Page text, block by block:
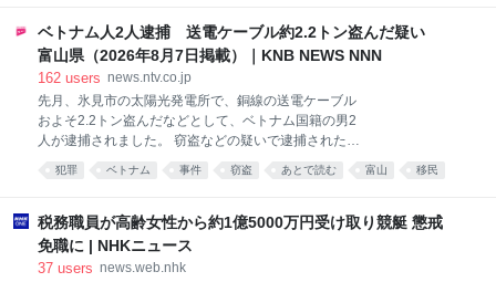
を比較させると、類似性は「85％」と判定した。〈唯
一の戦争被爆国として「核兵器のない世界」の実現に
向け〉〈「非核三原則」を堅持〉との表現は完全一
ぎない。 前任者は違った。昨年のあいさつの結びで、
石破前首相は「原爆歌人」と呼ばれた正田篠枝の短歌
を2度繰り返した。 「太き骨は先生ならむ そのそばに
小さきあたまの骨 あつまれり」 昨年は原爆投下から
返すまい」と
ベトナム人2人逮捕 送電ケーブル約2.2トン盗んだ疑い
富山県（2026年8月7日掲載）｜KNB NEWS NNN
162 users news.ntv.co.jp
先月、氷見市の太陽光発電所で、銅線の送電ケーブル
およそ2.2トン盗んだなどとして、ベトナム国籍の男2
人が逮捕されました。 窃盗などの疑いで逮捕されたの
は、いずれもベトナム国籍で、住居不定・無職のゴ バ
ン ハイ容疑者（24）と、グエン ロン ボ容疑者（24）
間に、氷見市内の太陽光発電所で2回にわたり、送電
用の銅線ケーブルあわせておよそ2.2トンを盗んだ疑い
が持たれています。２人は18日に富山市内の駐車場
犯罪 ベトナム 事件 窃盗 あとで読む 富山 移民
税務職員が高齢女性から約1億5000万円受け取り競艇 懲戒
免職に | NHKニュース
37 users news.web.nhk